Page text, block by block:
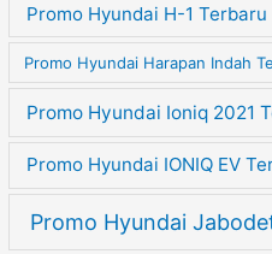
Promo Hyundai H-1 Terbaru
Promo Hyundai Harapan Indah
Promo Hyundai Ioniq 2021
Promo Hyundai IONIQ EV
Promo Hyundai